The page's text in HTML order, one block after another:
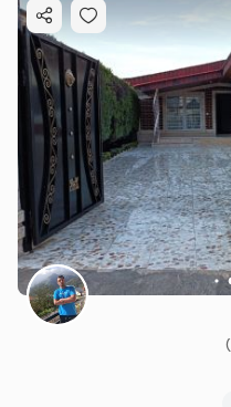
4.8